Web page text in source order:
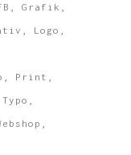
Grafik
Logo
Print
Typo